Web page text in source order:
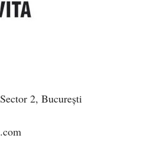
2, București